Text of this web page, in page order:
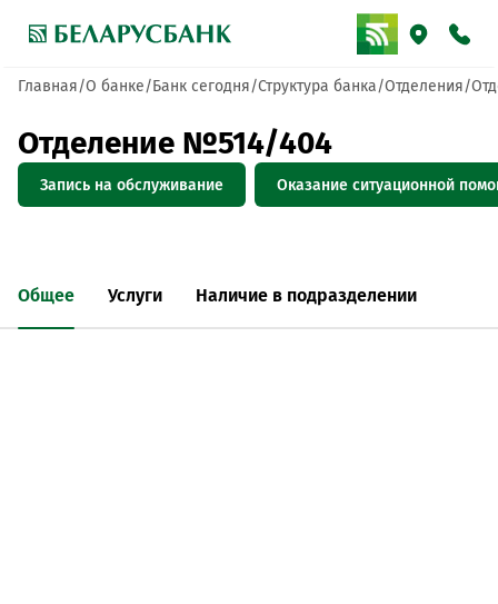
Главная О банке Банк сегодня Структура банка Отделения
Отделение №514/404
Запись на обслуживание Оказание ситуационной
Общее Услуги Наличие в подразделении